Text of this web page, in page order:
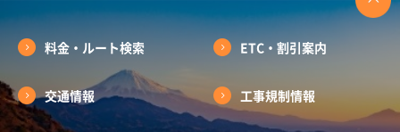
料金・ルート検索 ETC・割引案内
交通情報 工事規制情報